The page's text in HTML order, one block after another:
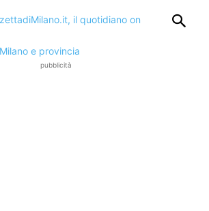
pubblicità